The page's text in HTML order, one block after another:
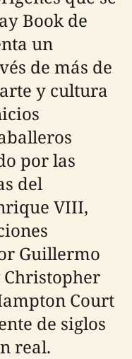
Book de
un
de más de
y cultura
por las
del
VIII,
Guillermo
Court
de siglos
real.